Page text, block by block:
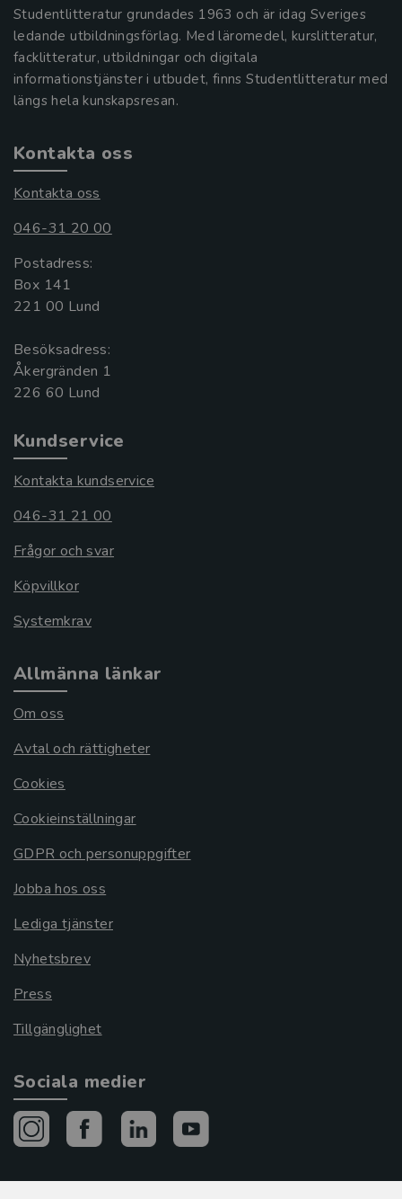
Studentlitteratur grundades 1963 och är idag Sveriges
ledande utbildningsförlag. Med läromedel, kurslitteratur,
facklitteratur, utbildningar och digitala
informationstjänster i utbudet, finns Studentlitteratur med
längs hela kunskapsresan.
Kontakta oss
Kontakta oss
046-31 20 00
Postadress:
Box 141
221 00 Lund
Besöksadress:
Åkergränden 1
Kundservice
Kontakta kundservice
046-31 21 00
Frågor och svar
Köpvillkor
Systemkrav
Allmänna länkar
Om oss
Avtal och rättigheter
Cookies
Cookieinställningar
GDPR och personuppgifter
Jobba hos oss
Lediga tjänster
Nyhetsbrev
Press
Tillgänglighet
Sociala medier